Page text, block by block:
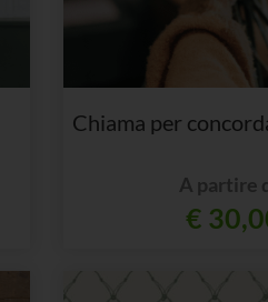
Chiama per
A partire
€